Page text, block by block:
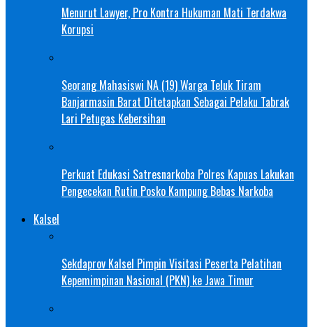
Menurut Lawyer, Pro Kontra Hukuman Mati Terdakwa
Korupsi
Seorang Mahasiswi NA (19) Warga Teluk Tiram
Banjarmasin Barat Ditetapkan Sebagai Pelaku Tabrak
Lari Petugas Kebersihan
Perkuat Edukasi Satresnarkoba Polres Kapuas Lakukan
Pengecekan Rutin Posko Kampung Bebas Narkoba
Kalsel
Sekdaprov Kalsel Pimpin Visitasi Peserta Pelatihan
Kepemimpinan Nasional (PKN) ke Jawa Timur